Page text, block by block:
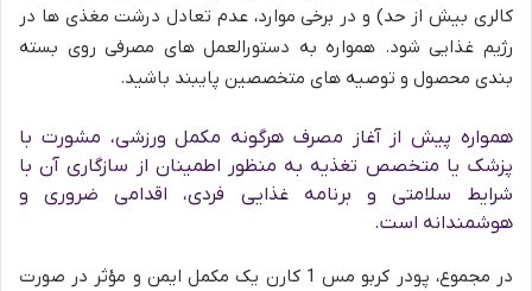
کالری بیش از حد) و در برخی موارد، عدم تعادل درشت مغذی ها در
رژیم غذایی شود. همواره به دستورالعمل های مصرفی روی بسته
بندی محصول و توصیه های متخصصین پایبند باشید.
همواره پیش از آغاز مصرف هرگونه مکمل ورزشی، مشورت با
پزشک یا متخصص تغذیه به منظور اطمینان از سازگاری آن با
شرایط سلامتی و برنامه غذایی فردی، اقدامی ضروری و
هوشمندانه است.
در مجموع، پودر کربو مس 1 کارن یک مکمل ایمن و مؤثر در صورت